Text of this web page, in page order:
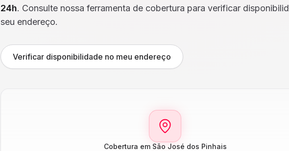
24h. Consulte nossa ferramenta de cobertura para verificar
seu endereço.
Verificar disponibilidade no meu endereço
Cobertura em São José dos Pinhais